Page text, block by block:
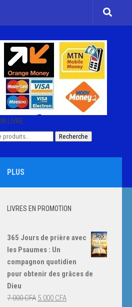
LIVRE
Recherche
PLUS
LIVRES EN PROMOTION
365 Jours de prière avec
les Psaumes : Un
compagnon quotidien
pour obtenir des grâces de
Dieu
7.000CFA Le
5.000 CFALe